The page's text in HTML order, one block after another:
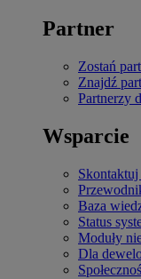
Partner
Zostań
Znajdź
Partnerzy
Wsparcie
Skontaktuj
Baza
Status
Moduły
Dla